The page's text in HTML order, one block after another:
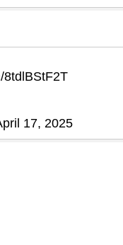
8tdlBStF2T
17, 2025